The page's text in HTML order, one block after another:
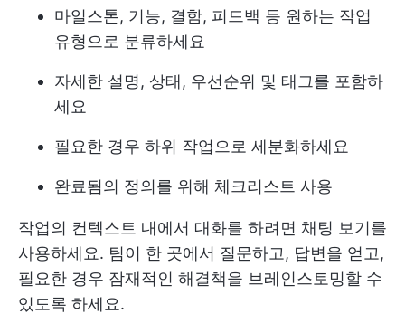
마일스톤, 기능, 결함, 피드백 등 원하는 작업
유형으로 분류하세요
자세한 설명, 상태, 우선순위 및 태그를 포함하
세요
필요한 경우 하위 작업으로 세분화하세요
완료됨의 정의를 위해 체크리스트 사용
작업의 컨텍스트 내에서 대화를 하려면 채팅 보기를
사용하세요. 팀이 한 곳에서 질문하고, 답변을 얻고,
필요한 경우 잠재적인 해결책을 브레인스토밍할 수
있도록 하세요.